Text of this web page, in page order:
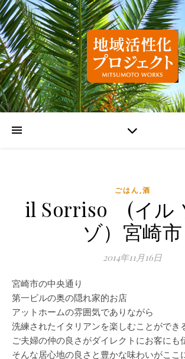
ごはん,酒
il Sorriso (イル
ゾ）宮崎市
2014年11月16日
宮崎市の中央通り
第一ビルの奥の隠れ家的お店
アットホームの雰囲気でありながら
洗練されたイタリアンを楽しむことができ
ご夫婦の仲の良さがダイレクトにお客にも
そんな居心地の良さと豊かな味わいがここ